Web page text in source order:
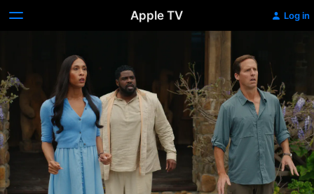
Apple TV Log in